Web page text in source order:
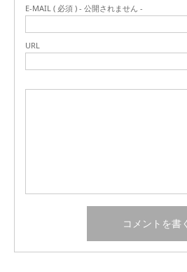
E-MAIL ( 必須 ) - 公開されません -
URL